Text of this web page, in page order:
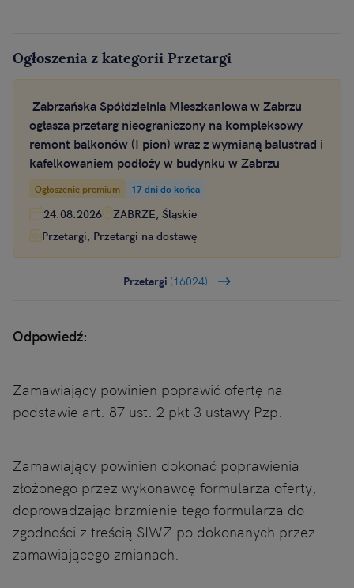
Ogłoszenia z kategorii Przetargi
Zabrzańska Spółdzielnia Mieszkaniowa w Zabrzu
ogłasza przetarg nieograniczony na kompleksowy
remont balkonów (I pion) wraz z wymianą balustrad i
kafelkowaniem podłoży w budynku w Zabrzu
Ogłoszenie premium 17 dni do końca
24.08.2026
ZABRZE, Śląskie
Przetargi, Przetargi na dostawę
Przetargi (16024)
Odpowiedź:
Zamawiający powinien poprawić ofertę na
podstawie art. 87 ust. 2 pkt 3 ustawy Pzp.
Zamawiający powinien dokonać poprawienia
złożonego przez wykonawcę formularza oferty,
doprowadzając brzmienie tego formularza do
zgodności z treścią SIWZ po dokonanych przez
zamawiającego zmianach.